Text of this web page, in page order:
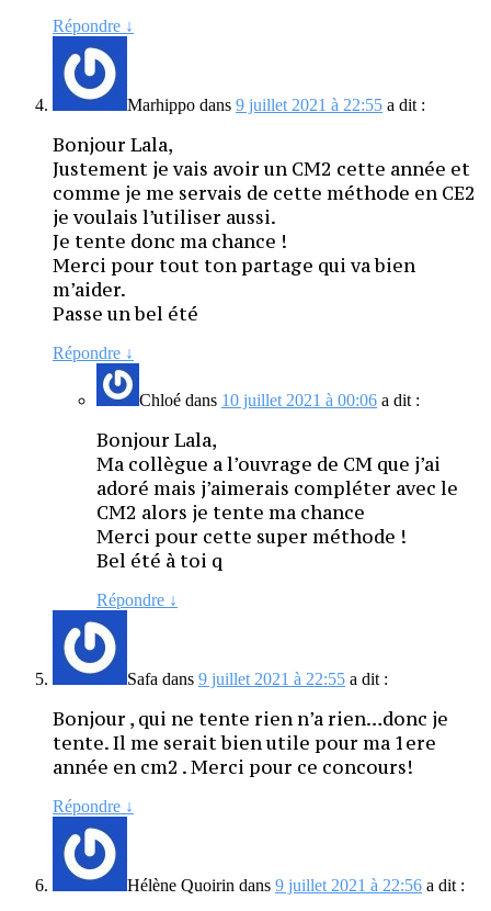
Répondre ↓
Marhippo dans 9 juillet 2021 à 22:55 a dit :
Bonjour Lala,
Justement je vais avoir un CM2 cette année et
comme je me servais de cette méthode en CE2
je voulais l’utiliser aussi.
Je tente donc ma chance !
Merci pour tout ton partage qui va bien
m’aider.
Passe un bel été
Répondre ↓
Chloé dans 10 juillet 2021 à 00:06 a dit :
Bonjour Lala,
Ma collègue a l’ouvrage de CM que j’ai
adoré mais j’aimerais compléter avec le
CM2 alors je tente ma chance
Merci pour cette super méthode !
Bel été à toi q
Répondre ↓
Safa dans 9 juillet 2021 à 22:55 a dit :
Bonjour , qui ne tente rien n’a rien…donc je
tente. Il me serait bien utile pour ma 1ere
année en cm2 . Merci pour ce concours!
Répondre ↓
Hélène Quoirin dans 9 juillet 2021 à 22:56 a dit :